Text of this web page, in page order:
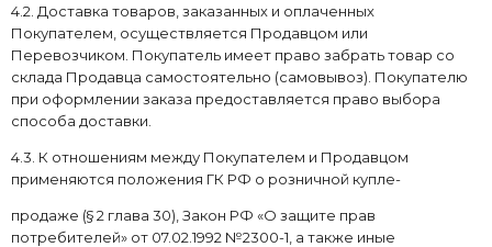
4.2. Доставка товаров, заказанных и оплаченных
Покупателем, осуществляется Продавцом или
Перевозчиком. Покупатель имеет право забрать товар со
склада Продавца самостоятельно (самовывоз). Покупателю
при оформлении заказа предоставляется право выбора
способа доставки.
4.3. К отношениям между Покупателем и Продавцом
применяются положения ГК РФ о розничной купле-
продаже (§ 2 глава 30), Закон РФ «О защите прав
потребителей» от 07.02.1992 №2300-1, а также иные